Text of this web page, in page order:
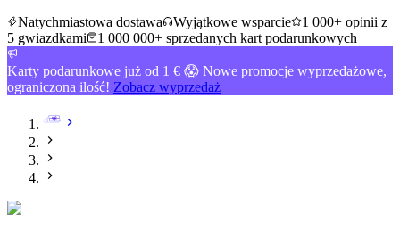
Natychmiastowa dostawa
Wyjątkowe wsparcie
1 000+ opinii z
5 gwiazdkami
1 000 000+ sprzedanych kart podarunkowych
Karty podarunkowe już od 1 € 😱 Nowe promocje wyprzedażowe,
ograniczona ilość! Zobacz wyprzedaż